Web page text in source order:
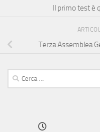
Il primo test è
Terza Assemblea
Ricerca
per: